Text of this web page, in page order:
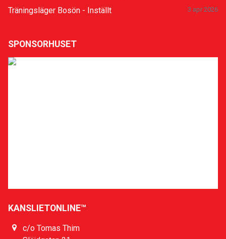
Träningsläger Bosön - Inställt 3 apr 2026
SPONSORHUSET
KANSLIETONLINE™
c/o Tomas Thim